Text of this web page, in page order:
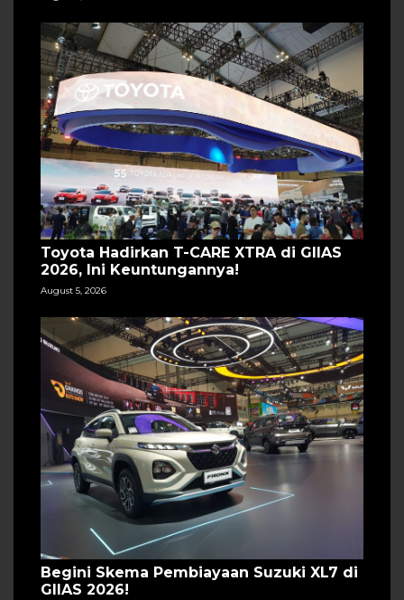
Toyota Hadirkan T-CARE XTRA di GIIAS
2026, Ini Keuntungannya!
August 5, 2026
Begini Skema Pembiayaan Suzuki XL7 di
GIIAS 2026!